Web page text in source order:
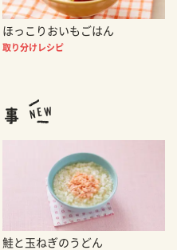
ほっこりおいもごはん
取り分けレシピ
鮭と玉ねぎのうどん